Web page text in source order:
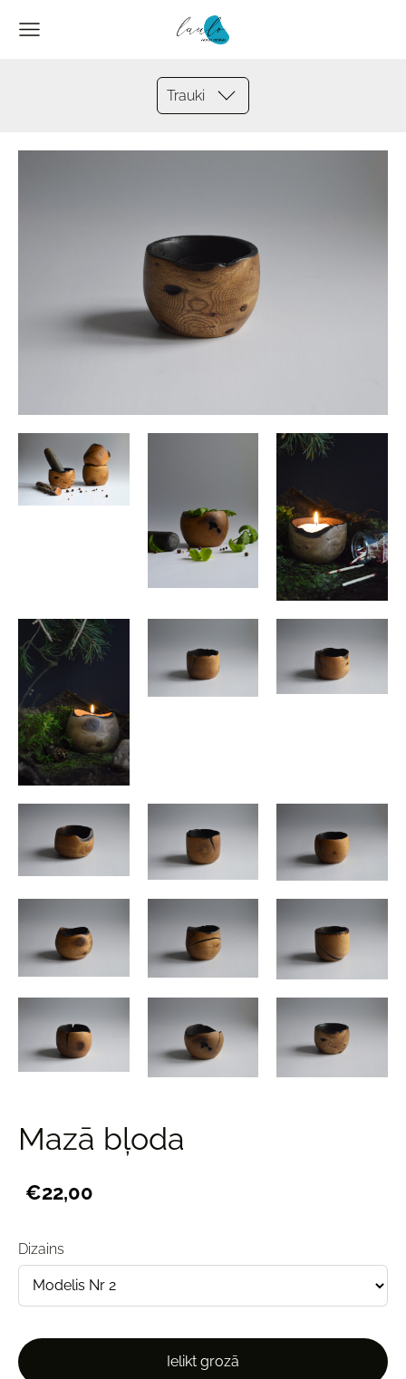
Trauki
Mazā bļoda
€22,00
Dizains
Ielikt grozā